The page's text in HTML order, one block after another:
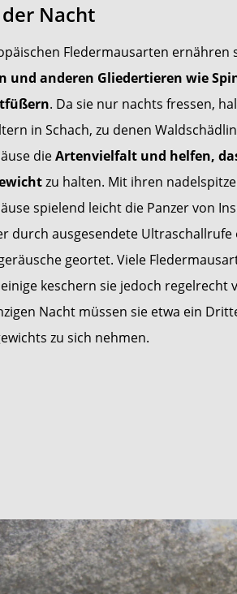
der Nacht
Fledermausarten ernähren
und anderen Gliedertieren wie
. Da sie nur nachts fressen,
in Schach, zu denen
dieArtenvielfalt und helfen,
zu halten. Mit ihren
spielend leicht die Panzer von
durch ausgesendete
geortet. Viele
keschern sie jedoch regelrecht
Nacht müssen sie etwa ein
zu sich nehmen.